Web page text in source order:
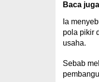
Baca juga
Ia
pola pikir
usaha.
Sebab